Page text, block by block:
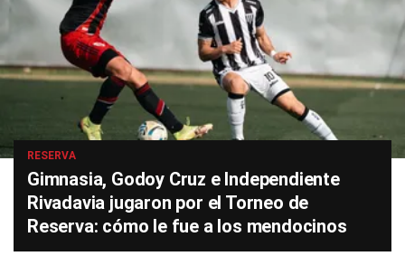
RESERVA
Gimnasia, Godoy Cruz e Independiente
Rivadavia jugaron por el Torneo de
Reserva: cómo le fue a los mendocinos